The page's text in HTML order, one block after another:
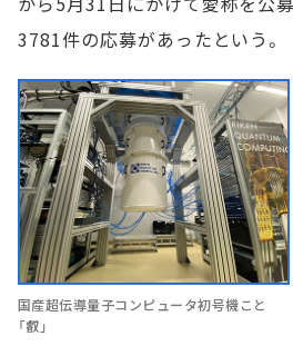
3781件の応募があったという。
国産超伝導量子コンピュータ初号機こと
「叡」